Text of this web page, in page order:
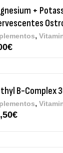
B-Complex
3 + ADEK
,
€